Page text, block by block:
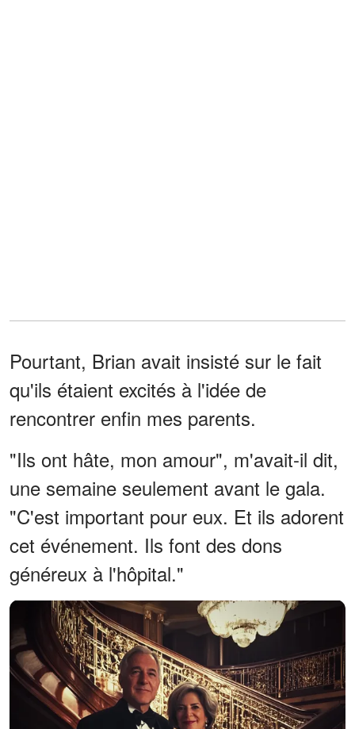
Pourtant, Brian avait insisté sur le fait
qu'ils étaient excités à l'idée de
rencontrer enfin mes parents.
"Ils ont hâte, mon amour", m'avait-il dit,
une semaine seulement avant le gala.
"C'est important pour eux. Et ils adorent
cet événement. Ils font des dons
généreux à l'hôpital."